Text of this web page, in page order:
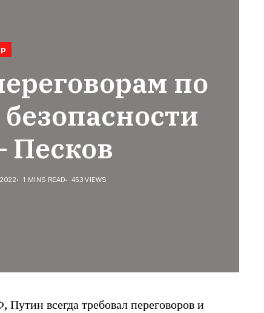
по
Песков
1 MINS READ 453 VIEWS
всегда требовал переговоров и